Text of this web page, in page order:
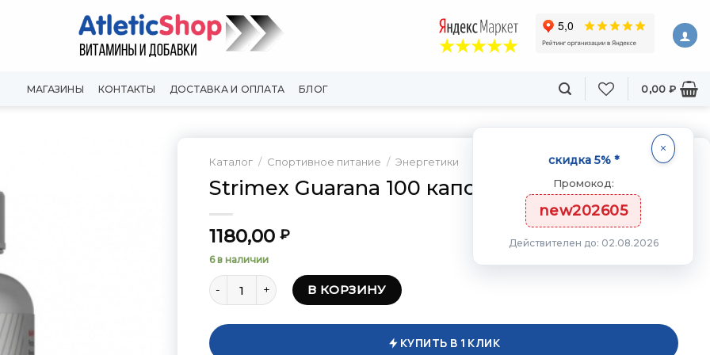
МАГАЗИНЫ КОНТАКТЫ ДОСТАВКА И ОПЛАТА БЛОГ 0,00 ₽
Каталог / Спортивное питание / Энергетики
Strimex Guarana 100 капс
1180,00 ₽
6 в наличии
Количество товара Strimex Guarana 100 капс
В КОРЗИНУ
КУПИТЬ В 1 КЛИК
скидка 5% *
Промокод:
new202605
Действителен до: 02.08.2026